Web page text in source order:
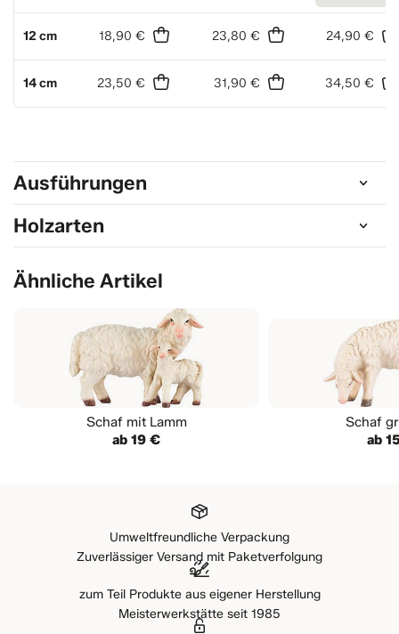
12 cm 18,90 € 23,80 € 24,90 €
14 cm 23,50 € 31,90 € 34,50 €
Ausführungen
Holzarten
Ähnliche Artikel
Schaf mit Lamm
ab 19 €
Schaf
ab
Umweltfreundliche Verpackung
Zuverlässiger Versand mit Paketverfolgung
zum Teil Produkte aus eigener Herstellung
Meisterwerkstätte seit 1985